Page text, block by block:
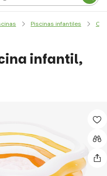
Piscinas infantiles
infantil,